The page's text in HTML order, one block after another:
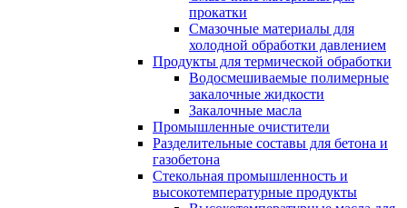
прокатки
Смазочные материалы для
холодной обработки давлением
Продукты для термической обработки
Водосмешиваемые полимерные
закалочные жидкости
Закалочные масла
Промышленные очистители
Разделительные составы для бетона и
газобетона
Стекольная промышленность и
высокотемпературные продукты